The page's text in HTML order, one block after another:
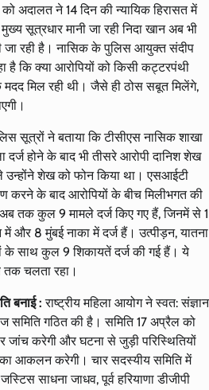
अदालत ने 14 दिन की न्यायिक हिरासत में
सूत्रधार मानी जा रही निदा खान अब भी
जा रही है। नासिक के पुलिस आयुक्त संदीप
है कि क्या आरोपियों को किसी कट्टरपंथी
मिल रही थी। जैसे ही ठोस सबूत मिलेंगे,
सूत्रों ने बताया कि टीसीएस नासिक शाखा
होने के बाद भी तीसरे आरोपी दानिश शेख
उन्होंने शेख को फोन किया था। एसआईटी
करने के बाद आरोपियों के बीच मिलीभगत की
तक कुल 9 मामले दर्ज किए गए हैं, जिनमें से 1
और 8 मुंबई नाका में दर्ज हैं। उत्पीड़न, यातना
के साथ कुल 9 शिकायतें दर्ज की गई हैं। ये
चलता रहा।
बनाई : राष्ट्रीय महिला आयोग ने स्वत: संज्ञान
गठित की है। समिति 17 अप्रैल को
जांच करेगी और घटना से जुड़ी परिस्थितियों
का आकलन करेगी। चार सदस्यीय समिति में
साधना जाधव, पूर्व हरियाणा डीजीपी